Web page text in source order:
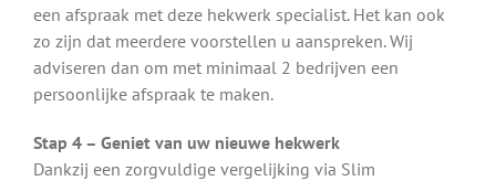
een afspraak met deze hekwerk specialist. Het kan ook
zo zijn dat meerdere voorstellen u aanspreken. Wij
adviseren dan om met minimaal 2 bedrijven een
persoonlijke afspraak te maken.
Stap 4 – Geniet van uw nieuwe hekwerk
Dankzij een zorgvuldige vergelijking via Slim